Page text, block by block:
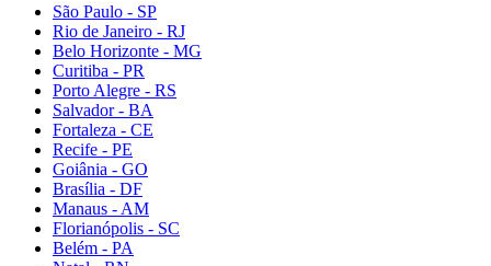
São Paulo - SP
Rio de Janeiro - RJ
Belo Horizonte - MG
Curitiba - PR
Porto Alegre - RS
Salvador - BA
Fortaleza - CE
Recife - PE
Goiânia - GO
Brasília - DF
Manaus - AM
Florianópolis - SC
Belém - PA